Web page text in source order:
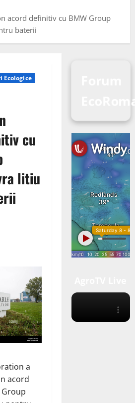
acord definitiv cu BMW Group
baterii
Ecologice
cu
litiu
a
acord